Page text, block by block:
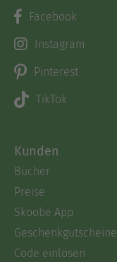
Facebook
Instagram
Pinterest
TikTok
Kunden
Bücher
Preise
Skoobe App
Geschenkgutscheine
Code einlösen